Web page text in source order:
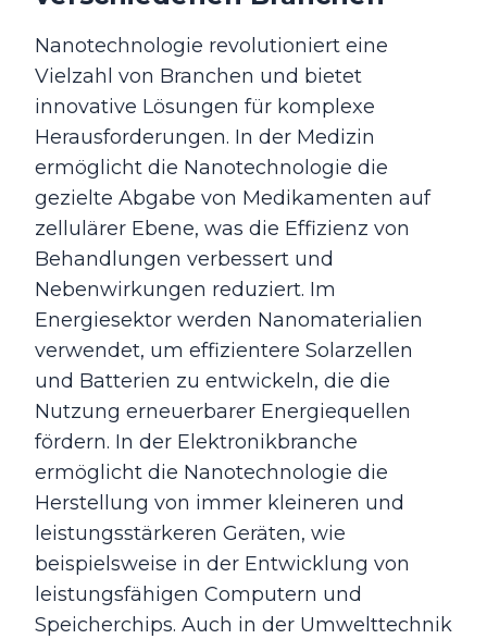
Nanotechnologie revolutioniert eine
Vielzahl von Branchen und bietet
innovative Lösungen für komplexe
Herausforderungen. In der Medizin
ermöglicht die Nanotechnologie die
gezielte Abgabe von Medikamenten auf
zellulärer Ebene, was die Effizienz von
Behandlungen verbessert und
Nebenwirkungen reduziert. Im
Energiesektor werden Nanomaterialien
verwendet, um effizientere Solarzellen
und Batterien zu entwickeln, die die
Nutzung erneuerbarer Energiequellen
fördern. In der Elektronikbranche
ermöglicht die Nanotechnologie die
Herstellung von immer kleineren und
leistungsstärkeren Geräten, wie
beispielsweise in der Entwicklung von
leistungsfähigen Computern und
Speicherchips. Auch in der Umwelttechnik